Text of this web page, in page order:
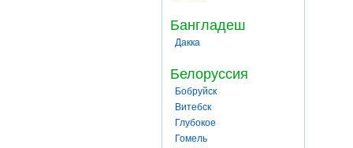
Бангладеш
Дакка
Белоруссия
Бобруйск
Витебск
Глубокое
Гомель